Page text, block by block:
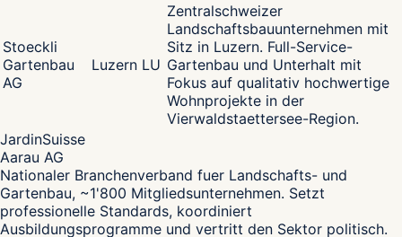
Stoeckli
Gartenbau
AG
Luzern LU
Zentralschweizer
Landschaftsbauunternehmen mit
Sitz in Luzern. Full-Service-
Gartenbau und Unterhalt mit
Fokus auf qualitativ hochwertige
Wohnprojekte in der
Vierwaldstaettersee-Region.
JardinSuisse
Aarau AG
Nationaler Branchenverband fuer Landschafts- und
Gartenbau, ~1'800 Mitgliedsunternehmen. Setzt
professionelle Standards, koordiniert
Ausbildungsprogramme und vertritt den Sektor politisch.